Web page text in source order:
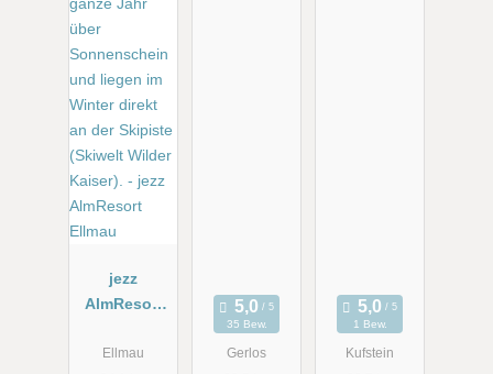
jezz
AlmResort
Ellmau
35 Bew.
Gerlos
1 Bew.
Kufstein